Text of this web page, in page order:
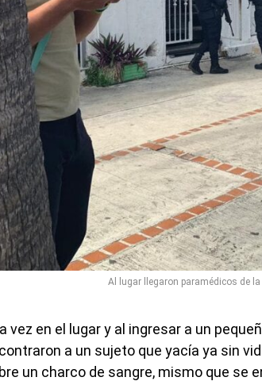
Al lugar llegaron paramédicos de
vez en el lugar y al ingresar a un
a un sujeto que yacía ya sin
un charco de sangre, mismo que se